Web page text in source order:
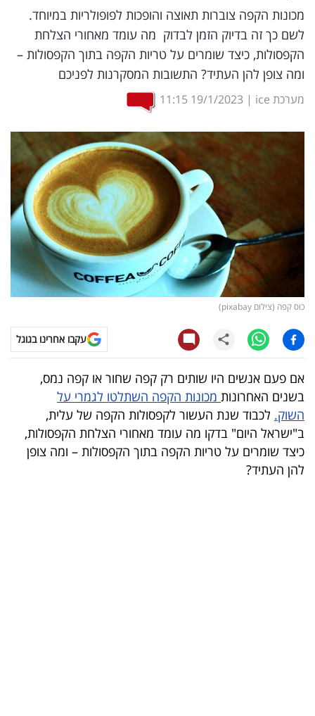
וטק
שיווק
ופרסום
משפט
מדדים
ומחקרים
רכילות
עסקית
קריפטו
ויראלי
טלוויזיה
עסקי
ספורט
קריירה
ולימודים
מינויים
מכונות הקפה צוברות תאוצה והופכות לפופולריות במיוחד.
לשם כך זה בדיוק הזמן לבדוק מה עומד מאחורי הצלחת
הקפסולות, כיצד שומרים על טריות הקפה בתוך הקפסולות –
ומה צופן להן העתיד? התשובות המסקרנות לפניכם
מערכת ice |
19/1/2023
11:15
כוס קפה (צילום pixabay)
עקבו אחרינו בגוגל
אם פעם אנשים היו שותים רק קפה שחור או קפה נמס,
בשנים האחרונות מכונות הקפה השתלטו לגמרי על
השוק. לכבוד שנת העשור לקפסולות הקפה של עלית,
ב"ישראל היום" בדקו מה עומד מאחורי הצלחת הקפסולות,
כיצד שומרים על טריות הקפה בתוך הקפסולות – ומה צופן
להן העתיד?